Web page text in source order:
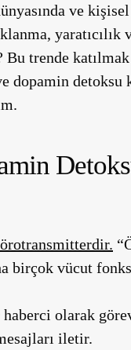
ve
trende
dopamin detoksu
birçok vücut
olarak
iletir.